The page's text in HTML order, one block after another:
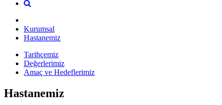
Kurumsal
Hastanemiz
Tarihçemiz
Değerlerimiz
Amaç ve Hedeflerimiz
Hastanemiz